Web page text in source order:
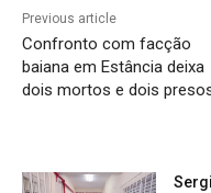
Previous article
Confronto com facção
baiana em Estância deixa
dois mortos e dois